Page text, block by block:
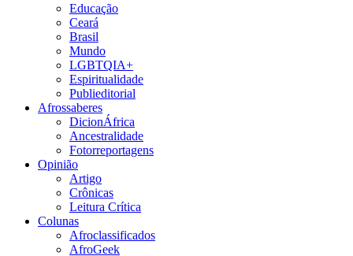
Educação
Ceará
Brasil
Mundo
LGBTQIA+
Espiritualidade
Publieditorial
Afrossaberes
DicionÁfrica
Ancestralidade
Fotorreportagens
Opinião
Artigo
Crônicas
Leitura Crítica
Colunas
Afroclassificados
AfroGeek